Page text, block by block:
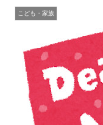
こども・家族